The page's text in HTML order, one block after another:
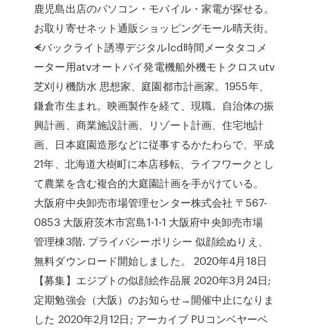
鹿児島出店のパソコン・モバイル・家電が探せる。
お取り寄せネット通販ショッピングモール晴天街。
ᗛバックライト誘導デジタルlcd時間メータタコメ
ーター用atvオートバイ発電機船外機モトクロスutv
芝刈り機防水 思想家、庭園都市計画家。1955年、
鎌倉市生まれ。映画製作を経て、現職。自治体の振
興計画、商業施設計画、リゾート計画、住宅地計
画、日本庭園造形などに従事するかたわらで、平成
21年、北海道大樹町に本店移転、ライフワークとし
て農業を含む複合的大庭園計画を手がけている。
大阪府中央卸売市場管理センター株式会社 〒567-
0853 大阪府茨木市宮島1-1-1 大阪府中央卸売市場
管理棟3階. プライバシーポリシー 似顔絵ぬりえ、
無料ダウンロード開始しました。 2020年4月18日
【募集】エジプトの似顔絵作品展 2020年3月24日;
定期勉強会（大阪）のお知らせ→開催中止になりま
した 2020年2月12日; アーカイブ PUコンベヤーベ